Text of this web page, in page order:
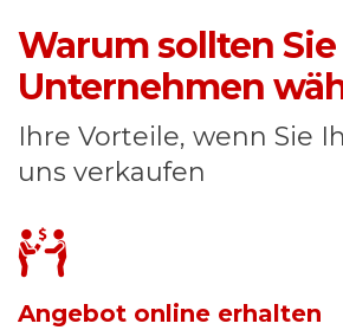
Warum sollten
Unternehmen
Ihre Vorteile, wenn Sie
uns verkaufen
Angebot online erhalten